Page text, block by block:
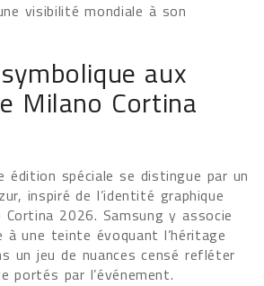
visibilité mondiale à son
aux
Milano Cortina
édition spéciale se distingue par un
inspiré de l’identité graphique
Cortina 2026. Samsung y associe
à une teinte évoquant l’héritage
un jeu de nuances censé refléter
portés par l’événement.